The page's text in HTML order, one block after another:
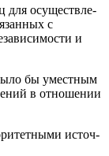
для осуществле­
с
и
бы уместным
в отношении
источ­